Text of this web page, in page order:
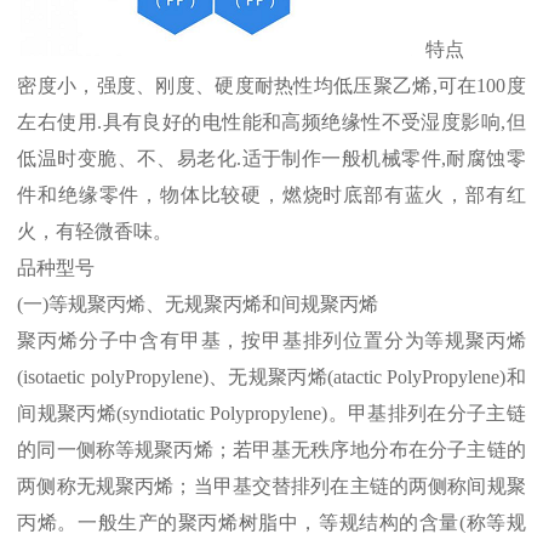
特点
密度小，强度、刚度、硬度耐热性均低压聚乙烯,可在100度
左右使用 .具有良好的电性能和高频绝缘性不受湿度影响,但
低温时变脆、不、易老化.适于制作一般机械零件,耐腐蚀零
件和绝缘零件，物体比较硬，燃烧时底部有蓝火，部有红
火，有轻微香味。
品种型号
(一)等规聚丙烯、无规聚丙烯和间规聚丙烯
聚丙烯分子中含有甲基，按甲基排列位置分为等规聚丙烯
(isotaetic polyPropylene)、无规聚丙烯(atactic PolyPropylene)和
间规聚丙烯(syndiotatic Polypropylene)。甲基排列在分子主链
的同一侧称等规聚丙烯；若甲基无秩序地分布在分子主链的
两侧称无规聚丙烯；当甲基交替排列在主链的两侧称间规聚
丙烯。一般生产的聚丙烯树脂中，等规结构的含量(称等规